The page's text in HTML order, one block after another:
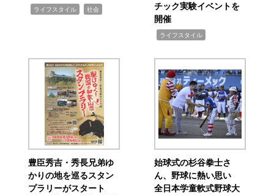
ライフスタイル 社会
チック実験イベントを
開催
ライフスタイル
豊臣秀吉・秀長兄弟ゆ
かりの地を巡るスタン
プラリーがスタート
始球式の杉谷拳士さ
ん、野球に熱い思い
全日本学童軟式野球大